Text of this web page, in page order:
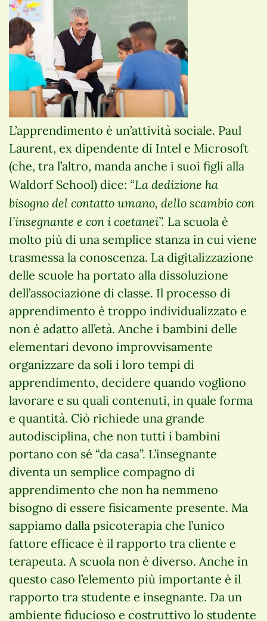
L’apprendimento è un’attività sociale. Paul
Laurent, ex dipendente di Intel e Microsoft
(che, tra l’altro, manda anche i suoi figli alla
Waldorf School) dice: “La dedizione ha
bisogno del contatto umano, dello scambio con
l’insegnante e con i coetanei”. La scuola è
molto più di una semplice stanza in cui viene
trasmessa la conoscenza. La digitalizzazione
delle scuole ha portato alla dissoluzione
dell’associazione di classe. Il processo di
apprendimento è troppo individualizzato e
non è adatto all’età. Anche i bambini delle
elementari devono improvvisamente
organizzare da soli i loro tempi di
apprendimento, decidere quando vogliono
lavorare e su quali contenuti, in quale forma
e quantità. Ciò richiede una grande
autodisciplina, che non tutti i bambini
portano con sé “da casa”. L’insegnante
diventa un semplice compagno di
apprendimento che non ha nemmeno
bisogno di essere fisicamente presente. Ma
sappiamo dalla psicoterapia che l’unico
fattore efficace è il rapporto tra cliente e
terapeuta. A scuola non è diverso. Anche in
questo caso l’elemento più importante è il
rapporto tra studente e insegnante. Da un
ambiente fiducioso e costruttivo lo studente